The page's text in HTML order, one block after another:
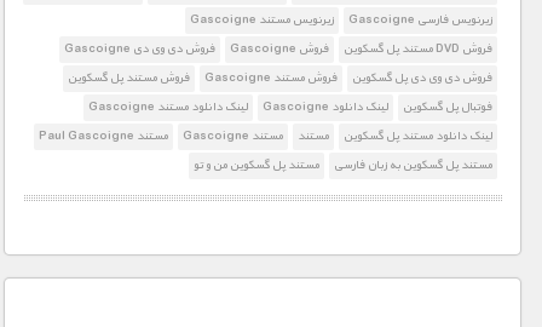
زیرنویس فارسی Gascoigne
زیرنویس مستند Gascoigne
فروش DVD مستند پل گسکوین
فروش Gascoigne
فروش دی وی دی Gascoigne
فروش دی وی دی پل گسکوین
فروش مستند Gascoigne
فروش مستند پل گسکوین
فوتبال پل گسکوین
لینک دانلود Gascoigne
لینک دانلود مستند Gascoigne
لینک دانلود مستند پل گسکوین
مستند مستند Gascoigne
مستند Paul Gascoigne
مستند پل گسکوین به زبان فارسی
مستند پل گسکوین من و تو